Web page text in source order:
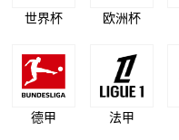
世界杯 欧洲杯
德甲 法甲